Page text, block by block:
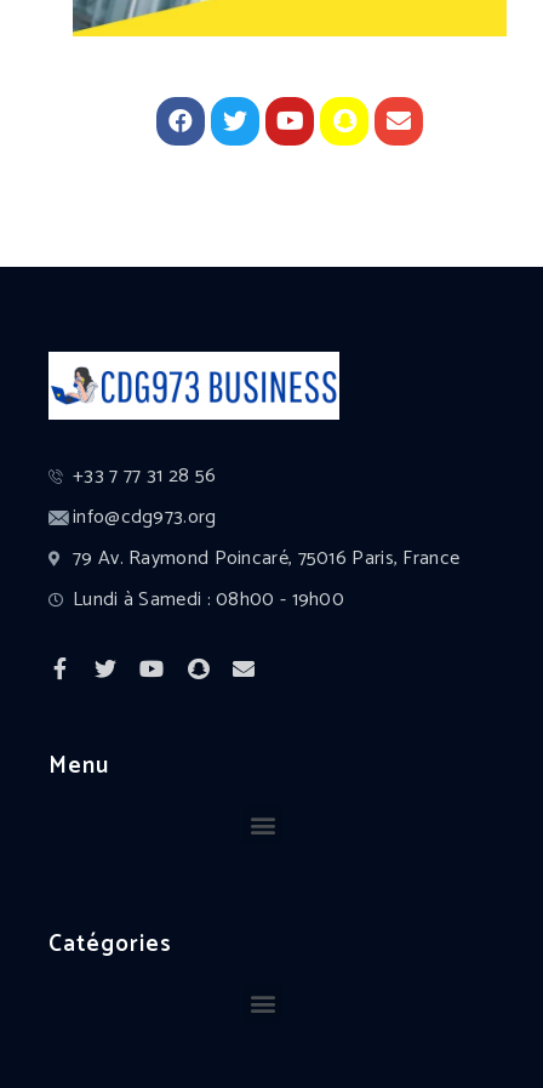
+33 7 77 31 28 56
info@cdg973.org
79 Av. Raymond Poincaré, 75016 Paris, France
Lundi à Samedi : 08h00 - 19h00
Menu
Catégories